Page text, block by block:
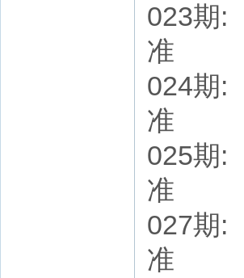
023期:
准
024期:
准
025期:
准
027期:
准